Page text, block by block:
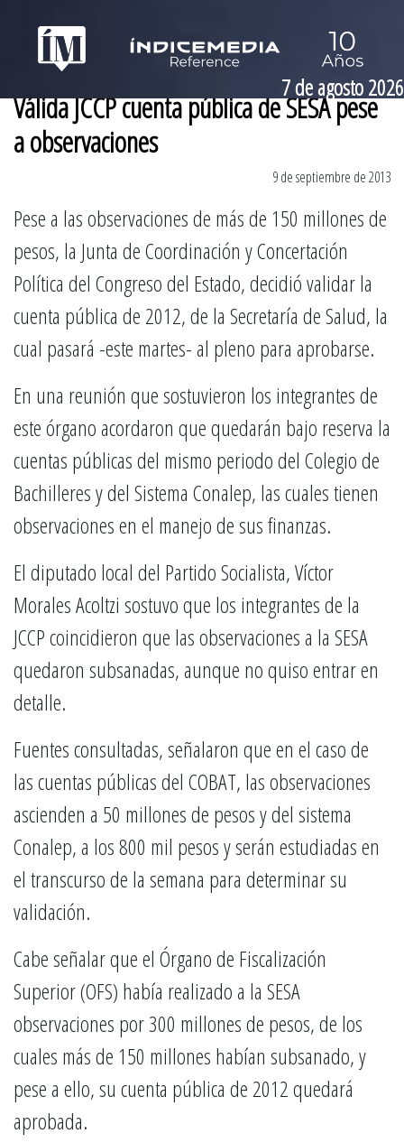
7 de agosto 2026
Válida JCCP cuenta pública de SESA pese
a observaciones
9 de septiembre de 2013
Pese a las observaciones de más de 150 millones de
pesos, la Junta de Coordinación y Concertación
Política del Congreso del Estado, decidió validar la
cuenta pública de 2012, de la Secretaría de Salud, la
cual pasará -este martes- al pleno para aprobarse.
En una reunión que sostuvieron los integrantes de
este órgano acordaron que quedarán bajo reserva la
cuentas públicas del mismo periodo del Colegio de
Bachilleres y del Sistema Conalep, las cuales tienen
observaciones en el manejo de sus finanzas.
El diputado local del Partido Socialista, Víctor
Morales Acoltzi sostuvo que los integrantes de la
JCCP coincidieron que las observaciones a la SESA
quedaron subsanadas, aunque no quiso entrar en
detalle.
Fuentes consultadas, señalaron que en el caso de
las cuentas públicas del COBAT, las observaciones
ascienden a 50 millones de pesos y del sistema
Conalep, a los 800 mil pesos y serán estudiadas en
el transcurso de la semana para determinar su
validación.
Cabe señalar que el Órgano de Fiscalización
Superior (OFS) había realizado a la SESA
observaciones por 300 millones de pesos, de los
cuales más de 150 millones habían subsanado, y
pese a ello, su cuenta pública de 2012 quedará
aprobada.